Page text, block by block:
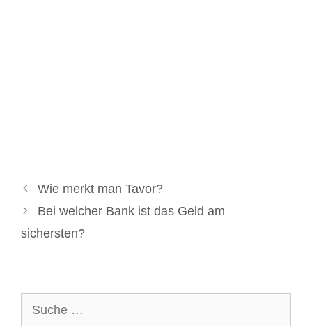
Wie merkt man Tavor?
Bei welcher Bank ist das Geld am
sichersten?
nach: